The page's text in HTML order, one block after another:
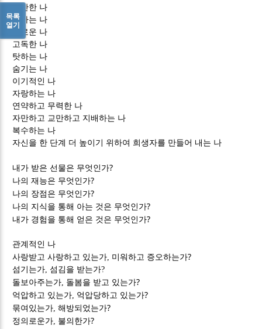
불안한 나
척하는 나
외로운 나
고독한 나
탓하는 나
숨기는 나
이기적인 나
자랑하는 나
연약하고 무력한 나
자만하고 교만하고 지배하는 나
복수하는 나
자신을 한 단계 더 높이기 위하여 희생자를 만들어 내는 나
내가 받은 선물은 무엇인가?
나의 재능은 무엇인가?
나의 장점은 무엇인가?
나의 지식을 통해 아는 것은 무엇인가?
내가 경험을 통해 얻은 것은 무엇인가?
관계적인 나
사랑받고 사랑하고 있는가, 미워하고 증오하는가?
섬기는가, 섬김을 받는가?
돌보아주는가, 돌봄을 받고 있는가?
억압하고 있는가, 억압당하고 있는가?
묶여있는가,해방되었는가?
정의로운가, 불의한가?
목록
열기